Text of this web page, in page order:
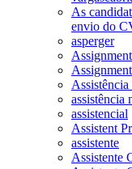
As
envio do
asperger
assistência
assistencial
Assistent
assistente
Assistente